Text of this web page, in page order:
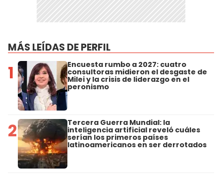
MÁS LEÍDAS DE PERFIL
1 Encuesta rumbo a 2027: cuatro
consultoras midieron el desgaste de
Milei y la crisis de liderazgo en el
peronismo
2 Tercera Guerra Mundial: la
inteligencia artificial reveló cuáles
serían los primeros países
latinoamericanos en ser derrotados